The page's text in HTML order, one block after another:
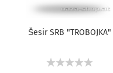
Šesir SRB "TROBOJKA"